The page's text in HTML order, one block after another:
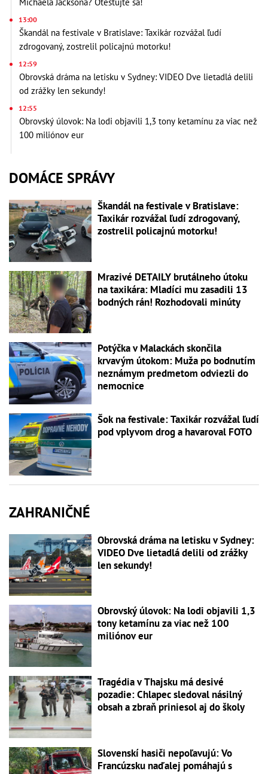
13:00
Škandál na festivale v Bratislave: Taxikár rozvážal ľudí
zdrogovaný, zostrelil policajnú motorku!
12:59
Obrovská dráma na letisku v Sydney: VIDEO Dve lietadlá delili
od zrážky len sekundy!
12:55
Obrovský úlovok: Na lodi objavili 1,3 tony ketamínu za viac než
100 miliónov eur
DOMÁCE SPRÁVY
Škandál na festivale v Bratislave:
Taxikár rozvážal ľudí zdrogovaný,
zostrelil policajnú motorku!
Mrazivé DETAILY brutálneho útoku
na taxikára: Mladíci mu zasadili 13
bodných rán! Rozhodovali minúty
Potýčka v Malackách skončila
krvavým útokom: Muža po bodnutím
neznámym predmetom odviezli do
nemocnice
Šok na festivale: Taxikár rozvážal ľudí
pod vplyvom drog a havaroval FOTO
ZAHRANIČNÉ
Obrovská dráma na letisku v Sydney:
VIDEO Dve lietadlá delili od zrážky
len sekundy!
Obrovský úlovok: Na lodi objavili 1,3
tony ketamínu za viac než 100
miliónov eur
Tragédia v Thajsku má desivé
pozadie: Chlapec sledoval násilný
obsah a zbraň priniesol aj do školy
Slovenskí hasiči nepoľavujú: Vo
Francúzsku naďalej pomáhajú s